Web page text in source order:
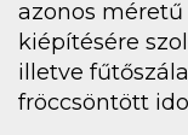
azonos méretű
kiépítésére
illetve
fröccsöntött